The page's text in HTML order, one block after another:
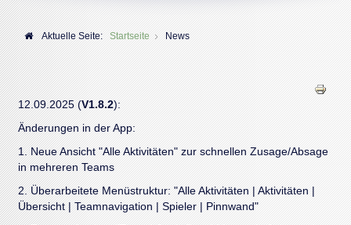
Aktuelle Seite:Startseite News
12.09.2025 (V1.8.2):
Änderungen in der App:
1. Neue Ansicht "Alle Aktivitäten" zur schnellen Zusage/Absage
in mehreren Teams
2. Überarbeitete Menüstruktur: "Alle Aktivitäten | Aktivitäten |
Übersicht | Teamnavigation | Spieler | Pinnwand"